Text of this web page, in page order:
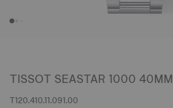
TISSOT SEASTAR 1000 40MM
T120.410.11.091.00